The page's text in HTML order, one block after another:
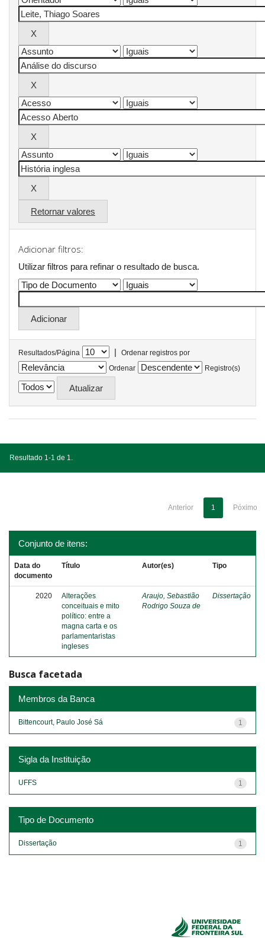
Retornar valores
Adicionar filtros:
Utilizar filtros para refinar o resultado de busca.
Resultados/Página |
Ordenar registros por
Ordenar
Registro(s)
Resultado 1-1 de 1.
Anterior 1 Póximo
Conjunto de itens:
Data do
documento
Título Autor(es) Tipo
2020
Alterações
conceituais e mito
político: entre a
magna carta e os
parlamentaristas
ingleses
Araujo, Sebastião
Rodrigo Souza de
Dissertação
Busca facetada
Membros da Banca
1
Bittencourt, Paulo José Sá
Sigla da Instituição
1
UFFS
Tipo de Documento
1
Dissertação